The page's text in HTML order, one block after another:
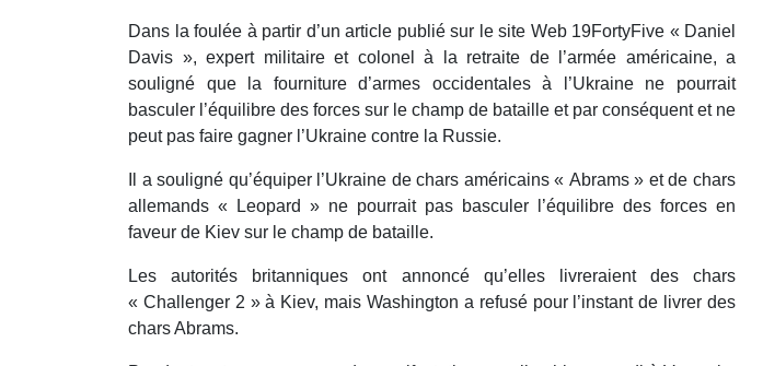
Dans la foulée à partir d’un article publié sur le site Web 19FortyFive « Daniel
Davis », expert militaire et colonel à la retraite de l’armée américaine, a
souligné que la fourniture d’armes occidentales à l’Ukraine ne pourrait
basculer l’équilibre des forces sur le champ de bataille et par conséquent et ne
peut pas faire gagner l’Ukraine contre la Russie.
Il a souligné qu’équiper l’Ukraine de chars américains « Abrams » et de chars
allemands « Leopard » ne pourrait pas basculer l’équilibre des forces en
faveur de Kiev sur le champ de bataille.
Les autorités britanniques ont annoncé qu’elles livreraient des chars
« Challenger 2 » à Kiev, mais Washington a refusé pour l’instant de livrer des
chars Abrams.